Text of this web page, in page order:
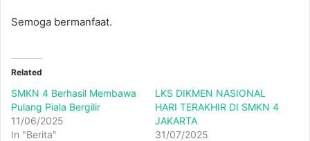
Semoga bermanfaat.
Related
SMKN 4 Berhasil Membawa
Pulang Piala Bergilir
11/06/2025
In "Berita"
LKS DIKMEN NASIONAL
HARI TERAKHIR DI SMKN 4
JAKARTA
31/07/2025